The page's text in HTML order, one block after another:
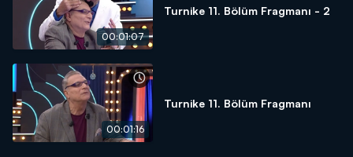
00:01:07
Turnike 11. Bölüm Fragmanı - 2
00:01:16
Turnike 11. Bölüm Fragmanı